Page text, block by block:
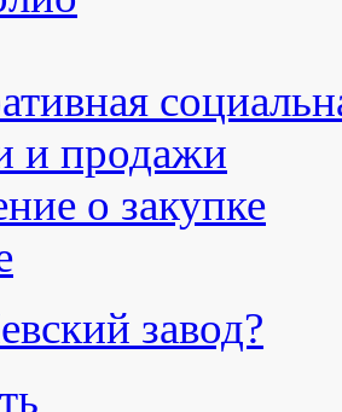
и продажи
о закупке
завод?